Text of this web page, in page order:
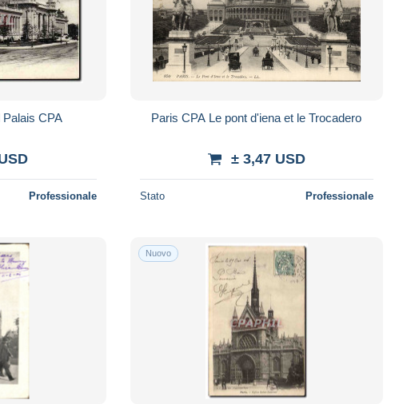
CPA
Professionale
Paris CPA Le pont d'iena et le Trocadero
± 3,47 USD
Stato Professionale
Nuovo